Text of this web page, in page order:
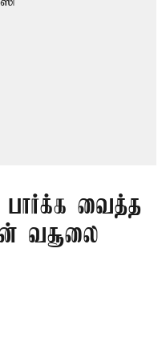
பார்க்க வைத்த
வசூலை